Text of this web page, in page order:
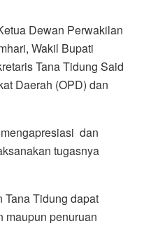
Dewan Perwakilan
Wakil Bupati
Tana Tidung Said
Daerah (OPD) dan
dan
tugasnya
Tana Tidung dapat
maupun penuruan